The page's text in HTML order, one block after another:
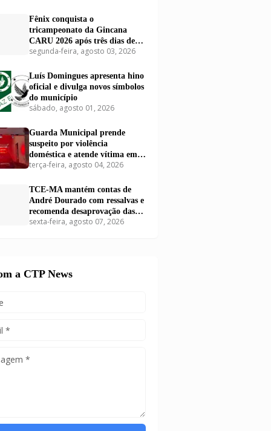
Fênix conquista o
tricampeonato da Gincana
CARU 2026 após três dias de
disputas em Carutapera
segunda-feira, agosto 03, 2026
Luís Domingues apresenta hino
oficial e divulga novos símbolos
do município
sábado, agosto 01, 2026
Guarda Municipal prende
suspeito por violência
doméstica e atende vítima em
Carutapera
terça-feira, agosto 04, 2026
TCE-MA mantém contas de
André Dourado com ressalvas e
recomenda desaprovação das
contas de Dr. Airton
sexta-feira, agosto 07, 2026
a CTP News